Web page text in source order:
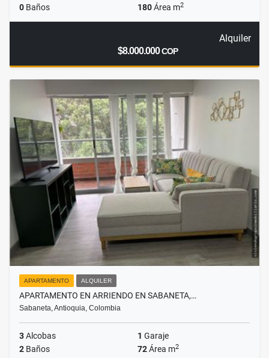
0 Baños 180Área m2
Alquiler
$8.000.000COP
APARTAMENTO ALQUILER
APARTAMENTO EN ARRIENDO EN SABANETA,…
Sabaneta, Antioquia, Colombia
3Alcobas 1 Garaje
2 Baños 72Área m2